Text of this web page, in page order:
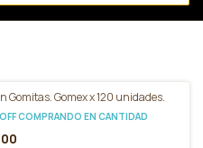
Gomitas. Gomex x 120 unidades.
COMPRANDO EN CANTIDAD